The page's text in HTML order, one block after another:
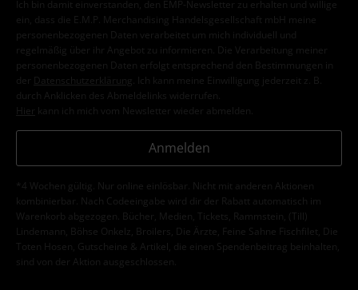
Ich bin damit einverstanden, den EMP-Newsletter zu erhalten und willige
ein, dass die E.M.P. Merchandising Handelsgesellschaft mbH meine
personenbezogenen Daten verarbeitet um mich individuell und
regelmäßig über ihr Angebot zu informieren. Die Verarbeitung meiner
personenbezogenen Daten erfolgt entsprechend den Bestimmungen in
der
Datenschutzerklärung
. Ich kann meine Einwilligung jederzeit z. B.
durch Anklicken des Abmeldelinks widerrufen.
Hier kann ich mich vom Newsletter wieder abmelden.
Anmelden
*4 Wochen gültig. Nur online einlösbar. Nicht mit anderen Aktionen
kombinierbar. Nach Codeeingabe wird dir der Rabatt automatisch im
Warenkorb abgezogen. Bücher, Medien, Tickets, Rammstein, (Till)
Lindemann, Böhse Onkelz, Broilers, Die Ärzte, Feine Sahne Fischfilet, Die
Toten Hosen, Gutscheine & Artikel, die einen Spendenbeitrag beinhalten,
sind von der Aktion ausgeschlossen.